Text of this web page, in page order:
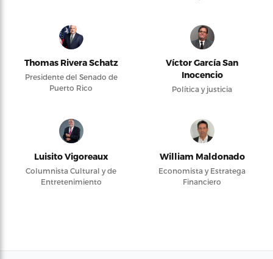
Thomas Rivera Schatz
Presidente del Senado de
Puerto Rico
Víctor García San
Inocencio
Política y justicia
Luisito Vigoreaux
Columnista Cultural y de
Entretenimiento
William Maldonado
Economista y Estratega
Financiero